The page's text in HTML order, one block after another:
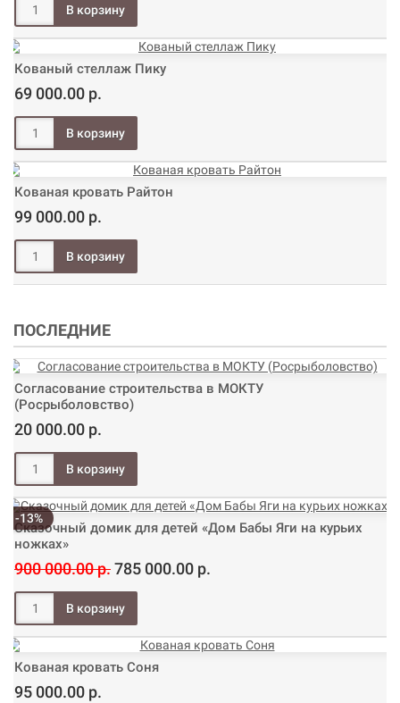
Кованый стеллаж Пику
69 000.00 р.
Кованая кровать Райтон
99 000.00 р.
ПОСЛЕДНИЕ
Согласование строительства в МОКТУ
(Росрыболовство)
20 000.00 р.
-13%
Сказочный домик для детей «Дом Бабы Яги на курьих
ножках»
900 000.00 р.785 000.00 р.
Кованая кровать Соня
95 000.00 р.